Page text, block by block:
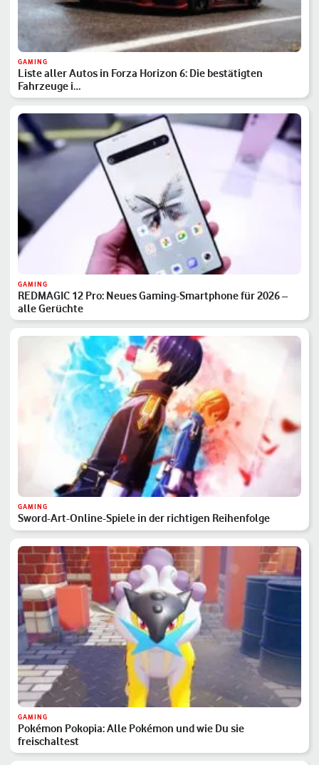
GAMING
Liste aller Autos in Forza Horizon 6: Die bestätigten
Fahrzeuge i…
GAMING
REDMAGIC 12 Pro: Neues Gaming-Smartphone für 2026 –
alle Gerüchte
GAMING
Sword-Art-Online-Spiele in der richtigen Reihenfolge
GAMING
Pokémon Pokopia: Alle Pokémon und wie Du sie
freischaltest